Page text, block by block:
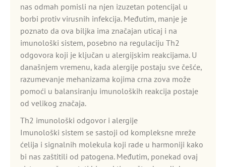
nas odmah pomisli na njen izuzetan potencijal u
borbi protiv virusnih infekcija. Međutim, manje je
poznato da ova biljka ima značajan uticaj i na
imunološki sistem, posebno na regulaciju Th2
odgovora koji je ključan u alergijskim reakcijama. U
današnjem vremenu, kada alergije postaju sve češće,
razumevanje mehanizama kojima crna zova može
pomoći u balansiranju imunoloških reakcija postaje
od velikog značaja.
Th2 imunološki odgovor i alergije
Imunološki sistem se sastoji od kompleksne mreže
ćelija i signalnih molekula koji rade u harmoniji kako
bi nas zaštitili od patogena. Međutim, ponekad ovaj